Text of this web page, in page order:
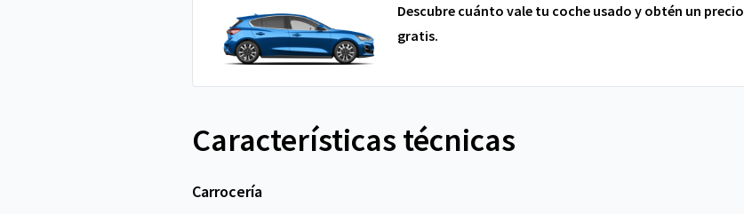
Descubre cuánto vale tu coche usado y obtén un precio
gratis.
Características técnicas
Carrocería